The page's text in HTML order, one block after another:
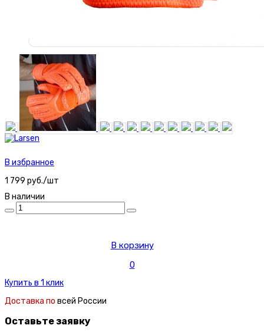
В избранное
1 799 руб./шт
В наличии
В корзину
0
Купить в 1 клик
Доставка по всей России
Оставьте заявку